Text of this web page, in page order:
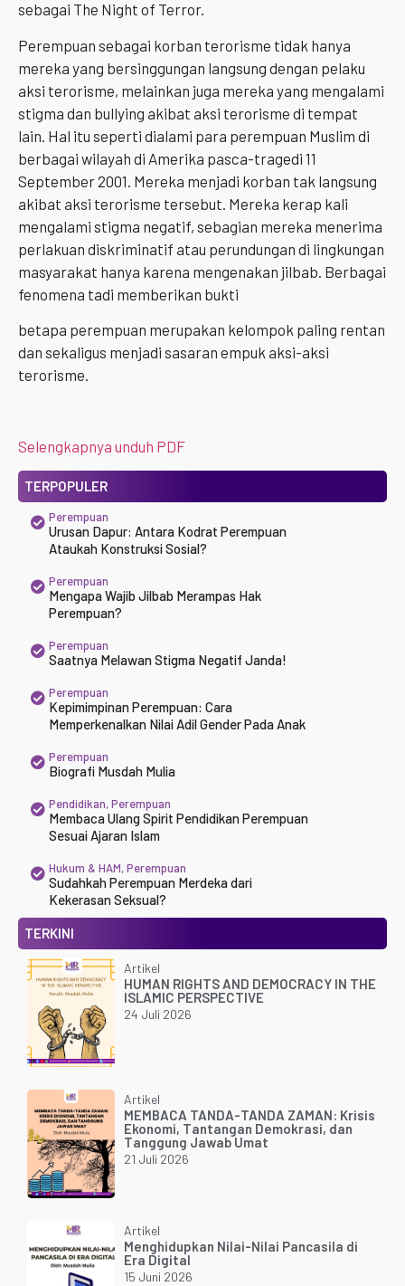
sebagai The Night of Terror.
Perempuan sebagai korban terorisme tidak hanya
mereka yang bersinggungan langsung dengan pelaku
aksi terorisme, melainkan juga mereka yang mengalami
stigma dan bullying akibat aksi terorisme di tempat
lain. Hal itu seperti dialami para perempuan Muslim di
berbagai wilayah di Amerika pasca-tragedi 11
September 2001. Mereka menjadi korban tak langsung
akibat aksi terorisme tersebut. Mereka kerap kali
mengalami stigma negatif, sebagian mereka menerima
perlakuan diskriminatif atau perundungan di lingkungan
masyarakat hanya karena mengenakan jilbab. Berbagai
fenomena tadi memberikan bukti
betapa perempuan merupakan kelompok paling rentan
dan sekaligus menjadi sasaran empuk aksi-aksi
terorisme.
Selengkapnya unduh PDF
TERPOPULER
Perempuan
Urusan Dapur: Antara Kodrat Perempuan
Ataukah Konstruksi Sosial?
Perempuan
Mengapa Wajib Jilbab Merampas Hak
Perempuan?
Perempuan
Saatnya Melawan Stigma Negatif Janda!
Perempuan
Kepimimpinan Perempuan: Cara
Memperkenalkan Nilai Adil Gender Pada Anak
Perempuan
Biografi Musdah Mulia
Pendidikan,Perempuan
Membaca Ulang Spirit Pendidikan Perempuan
Sesuai Ajaran Islam
Hukum & HAM,Perempuan
Sudahkah Perempuan Merdeka dari
Kekerasan Seksual?
TERKINI
Artikel
HUMAN RIGHTS AND DEMOCRACY IN THE
ISLAMIC PERSPECTIVE
24 Juli 2026
Artikel
MEMBACA TANDA-TANDA ZAMAN: Krisis
Ekonomi, Tantangan Demokrasi, dan
Tanggung Jawab Umat
21 Juli 2026
Artikel
Menghidupkan Nilai-Nilai Pancasila di
Era Digital
15 Juni 2026